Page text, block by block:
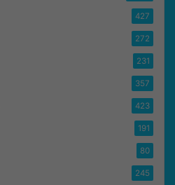
427
272
231
357
423
191
80
245